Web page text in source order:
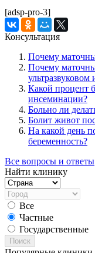
[adsp-pro-3]
Консультация
Почему
Почему
ультразвуковом
Какой процент
инсеминации?
Больно ли
Болит живот
На какой день
беременность?
Все вопросы и ответы
Найти клинику
Все
Частные
Государственные
Поиск